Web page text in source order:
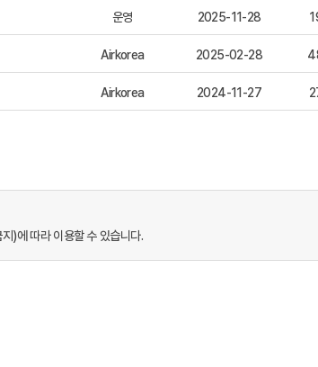
운영 2025-11-28
Airkorea 2025-02-28
Airkorea 2024-11-27
)에 따라 이용할 수 있습니다.